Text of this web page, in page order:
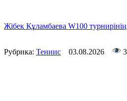
Жібек Құламбаева W100
Рубрика: Теннис 03.08.2026